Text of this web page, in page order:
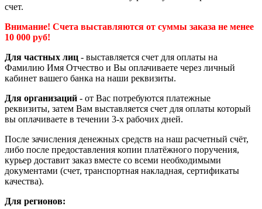
счет.
Внимание! Счета выставляются от суммы заказа не менее
10 000 руб!
Для частных лиц - выставляется счет для оплаты на
Фамилию Имя Отчество и Вы оплачиваете через личный
кабинет вашего банка на наши реквизиты.
Для организаций - от Вас потребуются платежные
реквизиты, затем Вам выставляется счет для оплаты который
вы оплачиваете в течении 3-х рабочих дней.
После зачисления денежных средств на наш расчетный счёт,
либо после предоставления копии платёжного поручения,
курьер доставит заказ вместе со всеми необходимыми
документами (счет, транспортная накладная, сертификаты
качества).
Для регионов: